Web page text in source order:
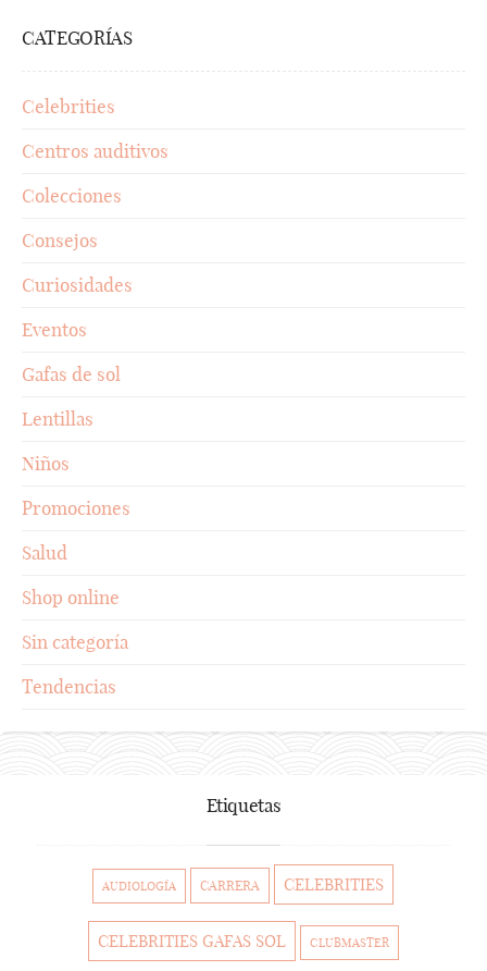
CATEGORÍAS
Celebrities
Centros auditivos
Colecciones
Consejos
Curiosidades
Eventos
Gafas de sol
Lentillas
Niños
Promociones
Salud
Shop online
Sin categoría
Tendencias
Etiquetas
AUDIOLOGÍA CARRERA CELEBRITIES
CELEBRITIES GAFAS SOL CLUBMASTER